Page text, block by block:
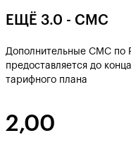
EЩË 3.0 - СМС
Дополнительные СМС по
предоставляется до
тарифного плана
2,00